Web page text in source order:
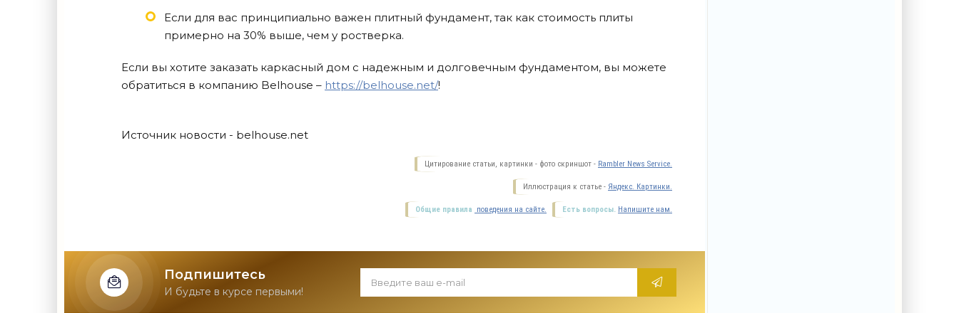
Если для вас принципиально важен плитный фундамент, так как стоимость плиты
примерно на 30% выше, чем у ростверка.
Если вы хотите заказать каркасный дом с надежным и долговечным фундаментом, вы можете
обратиться в компанию Belhouse – https://belhouse.net/!
Источник новости - belhouse.net
Цитирование статьи, картинки - фото скриншот - Rambler News Service.
Иллюстрация к статье - Яндекс. Картинки.
Есть вопросы. Напишите нам.
Общие правила поведения на сайте.
Подпишитесь
И будьте в курсе первыми!